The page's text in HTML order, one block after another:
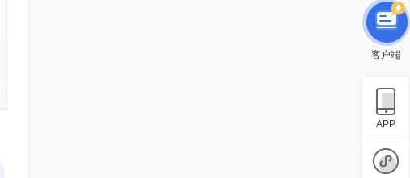
客户端
APP